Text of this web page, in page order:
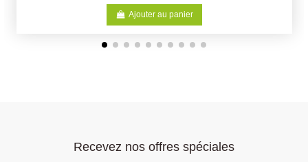
Ajouter au panier
Recevez nos offres spéciales